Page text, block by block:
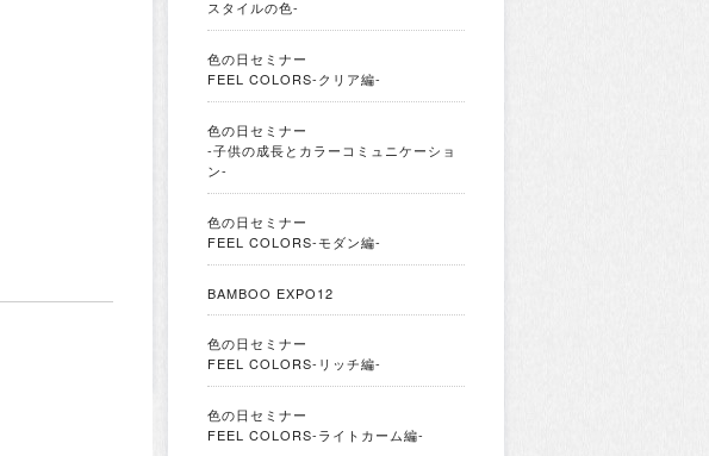
スタイルの色-
色の日セミナー
FEEL COLORS-クリア編-
色の日セミナー
-子供の成長とカラーコミュニケーショ
ン-
色の日セミナー
FEEL COLORS-モダン編-
BAMBOO EXPO12
色の日セミナー
FEEL COLORS-リッチ編-
色の日セミナー
FEEL COLORS-ライトカーム編-